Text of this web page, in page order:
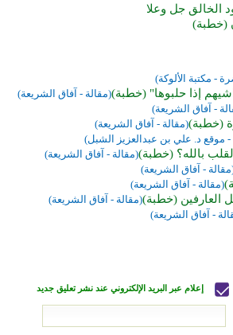
الخالق جل وعلا
(خطبة)
- مكتبة الألوكة)
إذا حلبوها" (خطبة)(مقالة - آفاق الشريعة)
- آفاق الشريعة)
(خطبة)(مقالة - آفاق الشريعة)
- موقع د. علي بن عبدالعزيز الشبل)
بالله؟ (خطبة)(مقالة - آفاق الشريعة)
- آفاق الشريعة)
(مقالة - آفاق الشريعة)
العارفين (خطبة)(مقالة - آفاق الشريعة)
- آفاق الشريعة)
إعلام عبر البريد الإلكتروني عند نشر تعليق جديد